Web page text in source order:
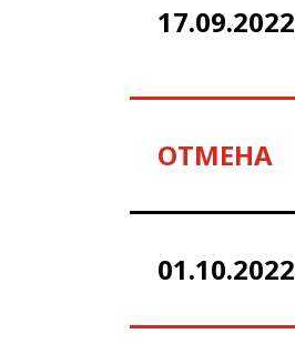
17.09.2022
ОТМЕНА
01.10.2022